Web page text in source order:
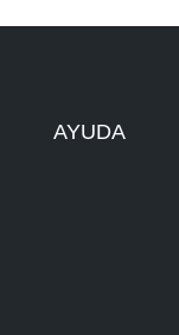
AYUDA